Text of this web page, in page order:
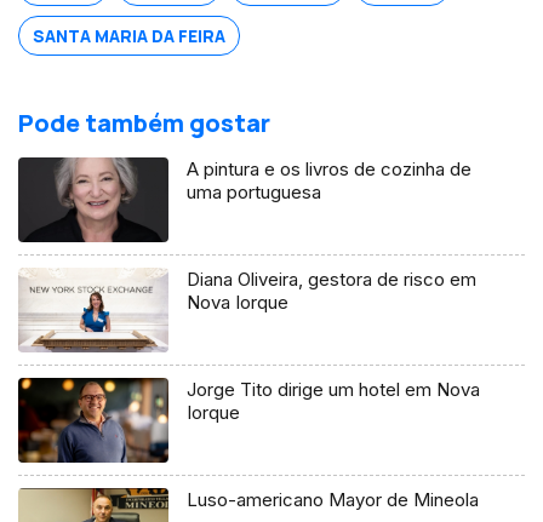
SANTA MARIA DA FEIRA
Pode também gostar
A pintura e os livros de cozinha de
uma portuguesa
Diana Oliveira, gestora de risco em
Nova Iorque
Jorge Tito dirige um hotel em Nova
Iorque
Luso-americano Mayor de Mineola